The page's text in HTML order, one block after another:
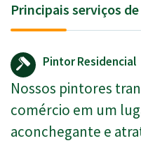
Principais serviços
Pintor Residencial
Nossos pintores
comércio em um
aconchegante e